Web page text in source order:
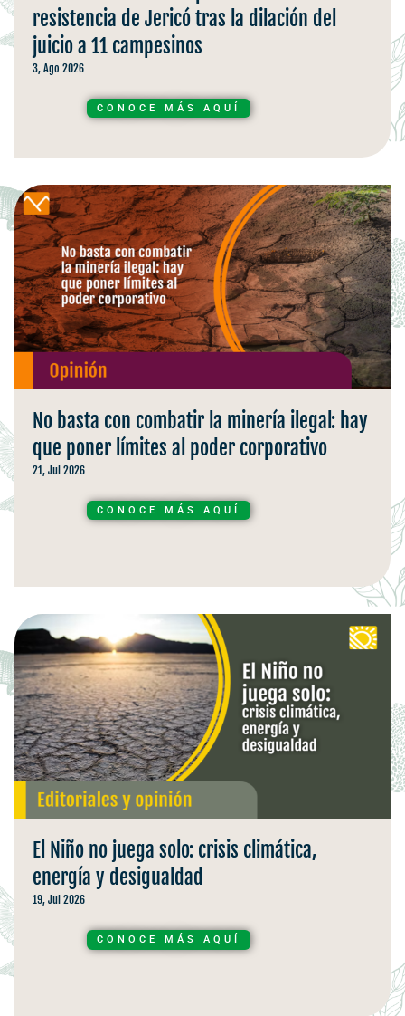
resistencia de Jericó tras la dilación del
juicio a 11 campesinos
3, Ago 2026
CONOCE MÁS AQUÍ
No basta con combatir la minería ilegal: hay
que poner límites al poder corporativo
21, Jul 2026
CONOCE MÁS AQUÍ
El Niño no juega solo: crisis climática,
energía y desigualdad
19, Jul 2026
CONOCE MÁS AQUÍ